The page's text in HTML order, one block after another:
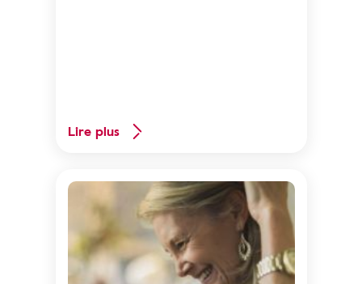
Lire plus